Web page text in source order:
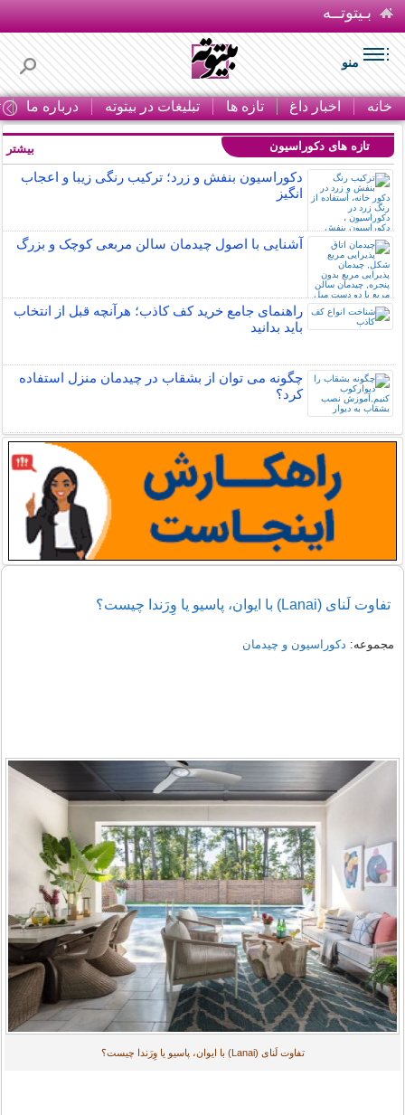
بـیتوتــه
منو
خانه اخبار داغ تازه ها تبلیغات در بیتوته درباره ما
تازه های دکوراسیون
دکوراسیون بنفش و زرد؛ ترکیب رنگی زیبا و اعجاب
انگیز
آشنایی با اصول چیدمان سالن مربعی کوچک و بزرگ
راهنمای جامع خرید کف کاذب؛ هرآنچه قبل از انتخاب
باید بدانید
چگونه می توان از بشقاب در چیدمان منزل استفاده
کرد؟
بیشتر
تفاوت لَنای (Lanai) با ایوان، پاسیو یا وِرَندا چیست؟
مجموعه: دکوراسیون و چیدمان
تفاوت لَنای (Lanai) با ایوان، پاسیو یا وِرَندا چیست؟